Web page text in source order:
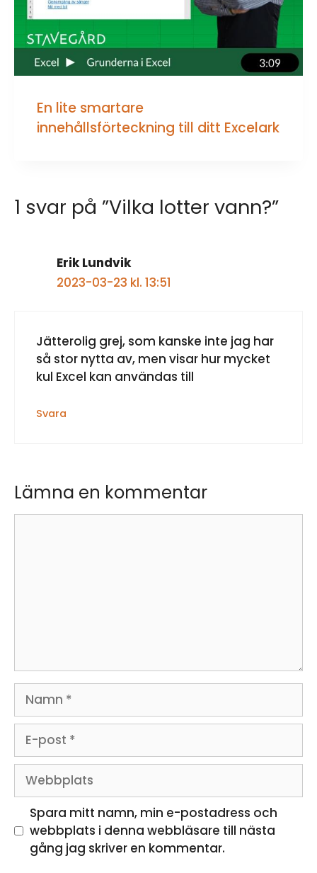
En lite smartare
innehållsförteckning till ditt Excelark
1 svar på ”Vilka lotter vann?”
Erik Lundvik
2023-03-23 kl. 13:51
Jätterolig grej, som kanske inte jag har
så stor nytta av, men visar hur mycket
kul Excel kan användas till
Svara
Lämna en kommentar
Namn
post
Webbplats
Spara mitt namn, min e-postadress och
webbplats i denna webbläsare till nästa
gång jag skriver en kommentar.